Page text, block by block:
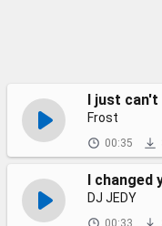
I just can't
Frost
00:35
I changed
DJ JEDY
00:33